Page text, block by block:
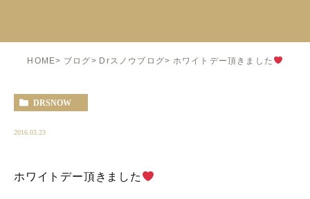
HOME ブログ Drスノウブログ ホワイトデー頂きました
DRSNOW
2016.03.23
ホワイトデー頂きました